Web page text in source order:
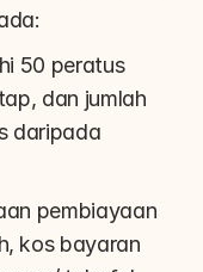
50 peratus
dan jumlah
daripada
pembiayaan
kos bayaran